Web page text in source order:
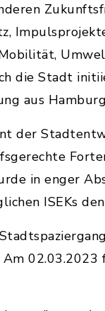
die Stadt
aus
der
in enger
ISEKs
02.03.2023